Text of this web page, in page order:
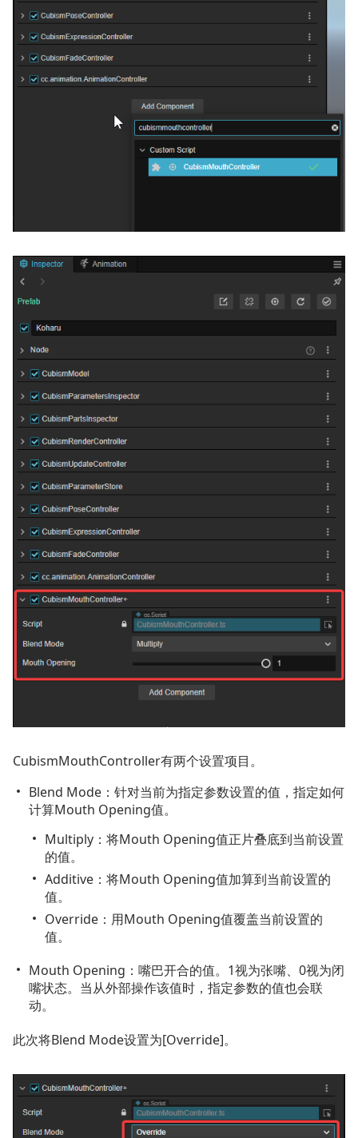
CubismMouthController有两个设置项目。
Blend Mode：针对当前为指定参数设置的值，指定如何
计算Mouth Opening值。
Multiply：将Mouth Opening值正片叠底到当前设置
的值。
Additive：将Mouth Opening值加算到当前设置的
值。
Override：用Mouth Opening值覆盖当前设置的
值。
Mouth Opening：嘴巴开合的值。1视为张嘴、0视为闭
嘴状态。当从外部操作该值时，指定参数的值也会联
动。
此次将Blend Mode设置为[Override]。